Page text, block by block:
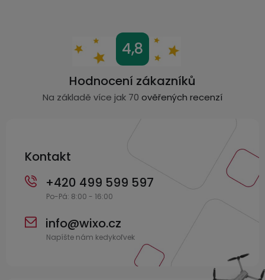
4,8
Hodnocení zákazníků
Na základě více jak 70 ověřených recenzí
Kontakt
info@wixo.cz
+420 499 599 597